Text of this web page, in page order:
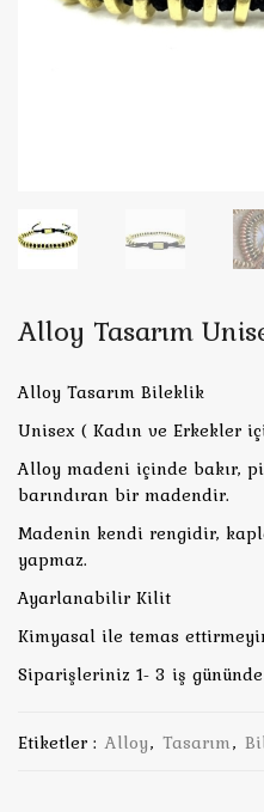
Alloy Tasarım
Alloy Tasarım Bileklik
Unisex ( Kadın ve Erkekler
Alloy madeni içinde bakır,
barındıran bir madendir.
Madenin kendi rengidir,
yapmaz.
Ayarlanabilir Kilit
Kimyasal ile temas
Siparişleriniz 1- 3 iş
Etiketler : Alloy, Tasarım,